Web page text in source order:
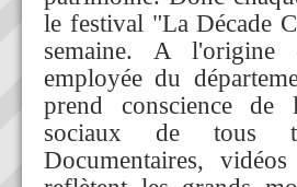
le festival "La Décade
semaine. A l'origine
employée du
prend conscience
sociaux de tous
Documentaires,